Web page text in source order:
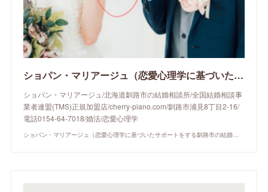
ショパン・マリアージュ（恋愛心理学に基づいたサポートをする釧路市の結婚相談所）/ 全国結婚相談事業者連盟正規加盟店 / cherry-piano.com
ショパン・マリアージュ/北海道釧路市の結婚相談所/全国結婚相談事
業者連盟(TMS)正規加盟店/cherry-piano.com/釧路市浦見8丁目2-16/
電話0154-64-7018/婚活/恋愛心理学
ショパン・マリアージュ（恋愛心理学に基づいたサポートをする釧路市の結婚相談所）/ 全国結婚相談事業者連盟正規加盟店 / cherry-piano.com